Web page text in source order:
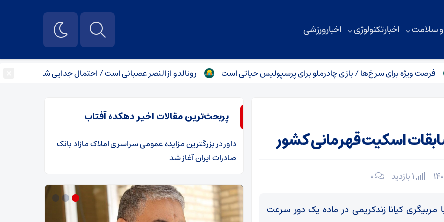
و سلامت اخبار تکنولوژی اخبار ورزشی
برای سرخ‌ها / بازی چادرملو برای پرسپولیس حیاتی است رونالدو از النصر عصبانی است / احتمال جدایی شدت گرفت
اسکیت قهرمانی کشور
۰
مربیگری کیانا زندکریمی در ماده یک دور سرعت
پربحث‌ترین مقالات اخیر دهکده آفتاب
داوردر​بزرگترین مزایده عمومی سراسری املاک مازاد بانک
صادرات ایران آغاز شد